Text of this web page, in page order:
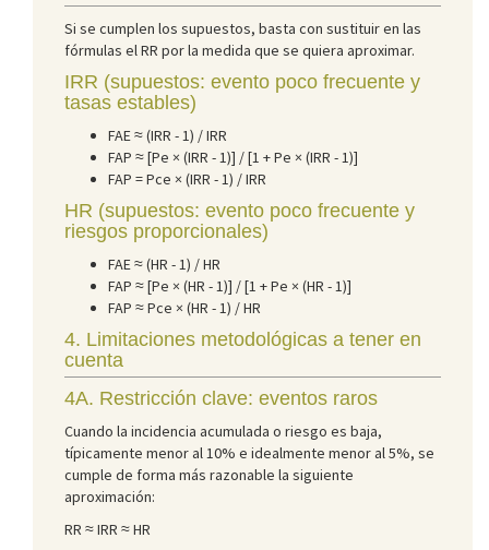
Si se cumplen los supuestos, basta con sustituir en las
fórmulas el RR por la medida que se quiera aproximar.
IRR (supuestos: evento poco frecuente y
tasas estables)
FAE ≈ (IRR - 1) / IRR
FAP ≈ [Pe × (IRR - 1)] / [1 + Pe × (IRR - 1)]
FAP = Pce × (IRR - 1) / IRR
HR (supuestos: evento poco frecuente y
riesgos proporcionales)
FAE ≈ (HR - 1) / HR
FAP ≈ [Pe × (HR - 1)] / [1 + Pe × (HR - 1)]
FAP ≈ Pce × (HR - 1) / HR
4. Limitaciones metodológicas a tener en
cuenta
4A. Restricción clave: eventos raros
Cuando la incidencia acumulada o riesgo es baja,
típicamente menor al 10% e idealmente menor al 5%, se
cumple de forma más razonable la siguiente
aproximación:
RR ≈ IRR ≈ HR